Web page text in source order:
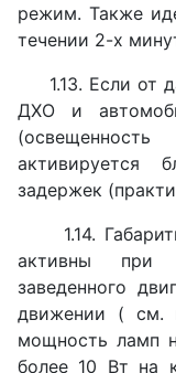
режим. Также
течении 2-х
1.13. Если от
ДХО и
активируется
задержек
1.14.
активны при
заведенного
движении ( см.
мощность ламп
более 10 Вт на